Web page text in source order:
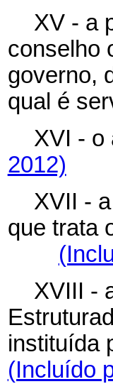
XV - a
conselho
governo,
qual é
XVI -
2012)
XVII -
que trata
XVIII -
instituída
(Incluído